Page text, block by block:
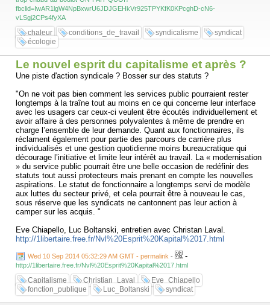
fbclid=IwAR1lgW4NpBxwrU6JDJGEHkVr925TPYKfK0KPcghD-cN6-
vLSgj2CPs4fyXA
chaleur conditions_de_travail syndicalisme
syndicat
écologie
Le nouvel esprit du capitalisme et après ?
Une piste d'action syndicale ? Bosser sur des statuts ?
"On ne voit pas bien comment les services public pourraient rester
longtemps à la traîne tout au moins en ce qui concerne leur interface
avec les usagers car ceux-ci veulent être écoutés individuellement et
avoir affaire à des personnes polyvalentes à même de prendre en
charge l’ensemble de leur demande. Quant aux fonctionnaires, ils
réclament également pour partie des parcours de carrière plus
individualisés et une gestion quotidienne moins bureaucratique qui
décourage l’initiative et limite leur intérêt au travail. La « modernisation
» du service public pourrait être une belle occasion de redéfinir des
statuts tout aussi protecteurs mais prenant en compte les nouvelles
aspirations. Le statut de fonctionnaire a longtemps servi de modèle
aux luttes du secteur privé, et cela pourrait être à nouveau le cas,
sous réserve que les syndicats ne cantonnent pas leur action à
camper sur les acquis. "
Eve Chiapello, Luc Boltanski, entretien avec Christan Laval.
http://1libertaire.free.fr/Nvl%20Esprit%20Kapital%2017.html
Wed 10 Sep 2014 05:32:29 AM GMT - permalink - -
http://1libertaire.free.fr/Nvl%20Esprit%20Kapital%2017.html
Capitalisme Christian_Laval
Eve_Chiapello
fonction_publique
Luc_Boltanski syndicat